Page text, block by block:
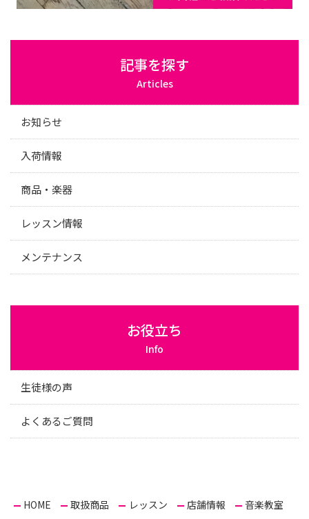
記事を探す
Articles
お知らせ
入荷情報
商品・楽器
レッスン情報
メンテナンス
お役立ち
Info
生徒様の声
よくあるご質問
HOME 取扱商品 レッスン 店舗情報
音楽教室